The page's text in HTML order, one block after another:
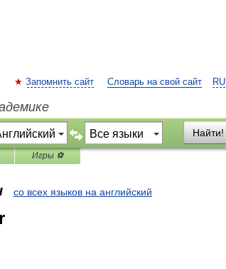
RU
Запомнить сайт Словарь на свой сайт
Найти!
Игры ⚽
со всех языков на английский